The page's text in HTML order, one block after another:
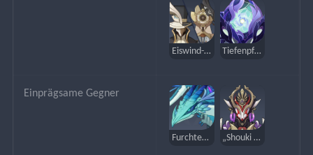
Eiswind-Suite Tiefenpflanze – Typ 1
Einprägsame Gegner
Furchterregender Sturmschrecken „Shouki no Kami“